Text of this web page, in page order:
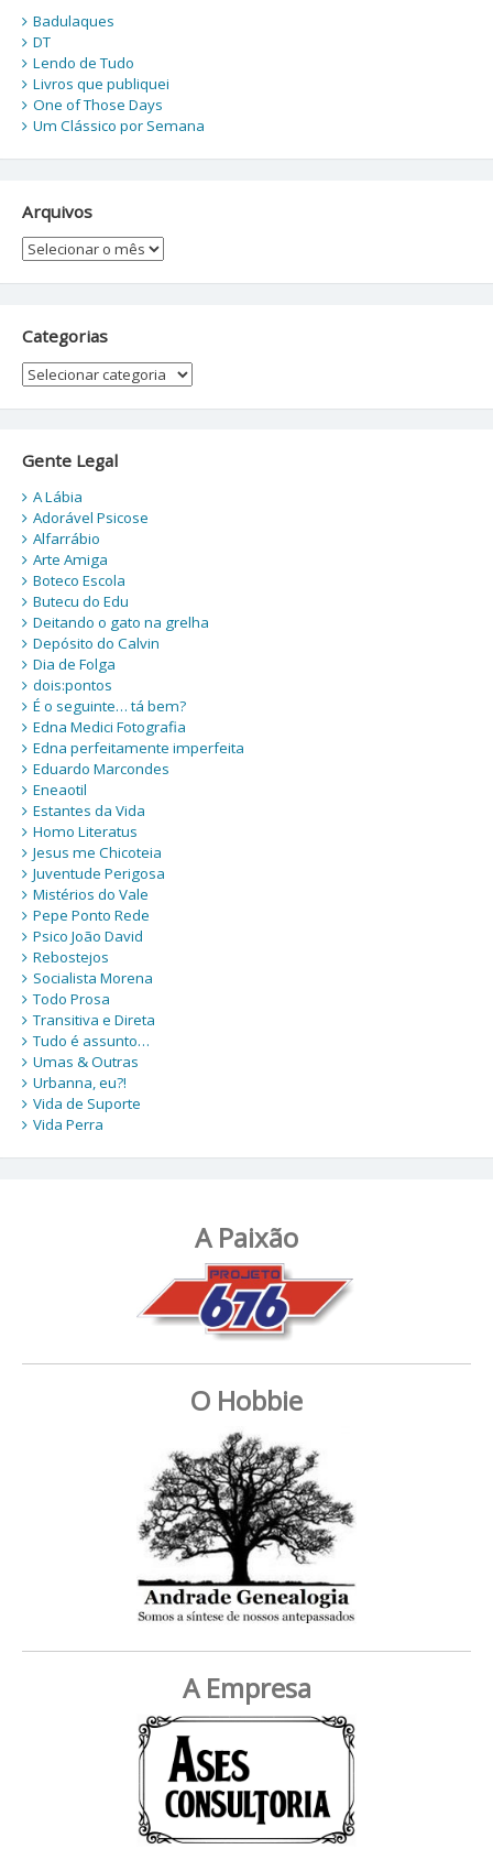
Badulaques
DT
Lendo de Tudo
Livros que publiquei
One of Those Days
Um Clássico por Semana
Arquivos
Arquivos
Categorias
Categorias
Gente Legal
A Lábia
Adorável Psicose
Alfarrábio
Arte Amiga
Boteco Escola
Butecu do Edu
Deitando o gato na grelha
Depósito do Calvin
Dia de Folga
dois:pontos
É o seguinte… tá bem?
Edna Medici Fotografia
Edna perfeitamente imperfeita
Eduardo Marcondes
Eneaotil
Estantes da Vida
Homo Literatus
Jesus me Chicoteia
Juventude Perigosa
Mistérios do Vale
Pepe Ponto Rede
Psico João David
Rebostejos
Socialista Morena
Todo Prosa
Transitiva e Direta
Tudo é assunto…
Umas & Outras
Urbanna, eu?!
Vida de Suporte
Vida Perra
A Paixão
O Hobbie
A Empresa